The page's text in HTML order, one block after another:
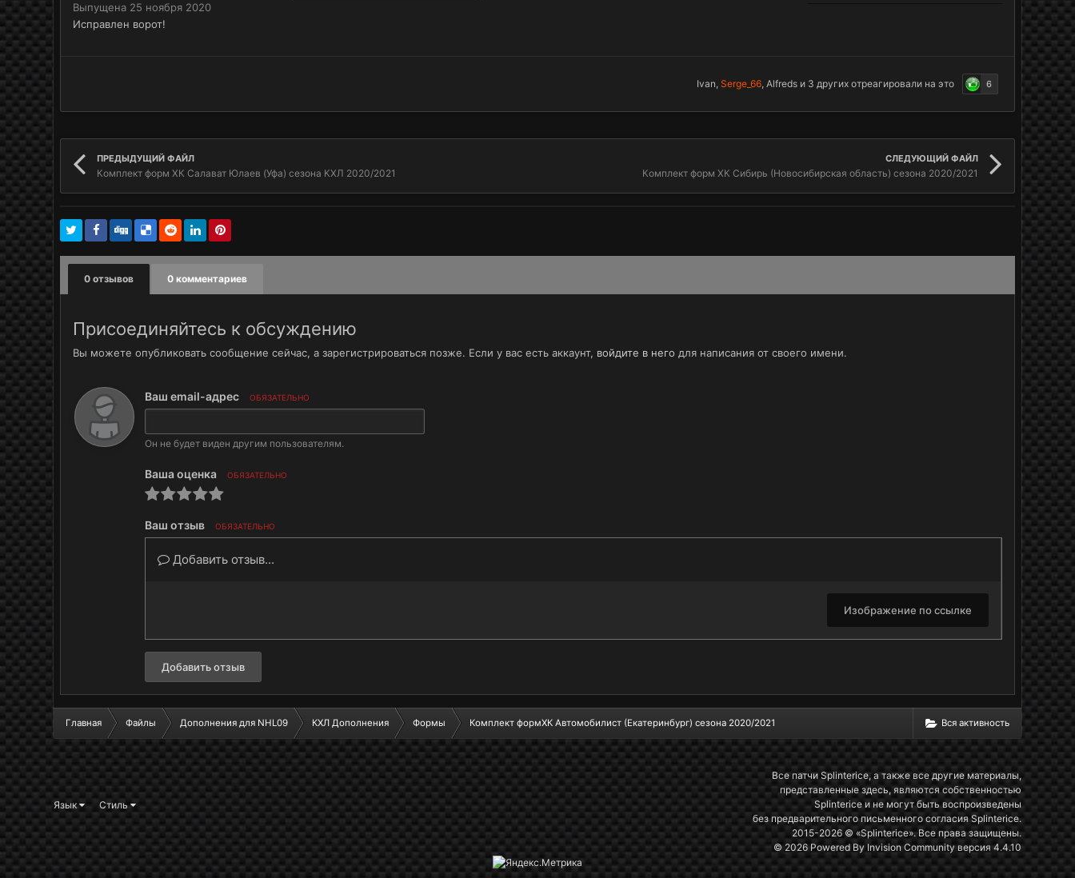
Выпущена 25 ноября 2020
Исправлен ворот!
6
Ivan, Serge_66, Alfredsи 3 другихотреагировали на это
ПРЕДЫДУЩИЙ ФАЙЛ
Комплект форм ХК Салават Юлаев (Уфа) сезона КХЛ 2020/2021
СЛЕДУЮЩИЙ ФАЙЛ
Комплект форм ХК Сибирь (Новосибирская область) сезона 2020/2021
0 отзывов 0 комментариев
Присоединяйтесь к обсуждению
Вы можете опубликовать сообщение сейчас, а зарегистрироваться позже. Если у вас есть аккаунт, войдите в него для написания от своего имени.
Ваш email-адрес ОБЯЗАТЕЛЬНО
Он не будет виден другим пользователям.
Ваша оценка ОБЯЗАТЕЛЬНО
Ваш отзыв ОБЯЗАТЕЛЬНО
Добавить отзыв...
Изображение по ссылке
Добавить отзыв
Вся активность
Главная Файлы Дополнения для NHL09 КХЛ Дополнения Формы Комплект формХК Автомобилист (Екатеринбург) сезона 2020/2021
Язык Стиль
Все патчи Splinterice, а также все другие материалы,
представленные здесь, являются собственностью
Splinterice и не могут быть воспроизведены
без предварительного письменного согласия Splinterice.
2015-2026 © «Splinterice». Все права защищены.
© 2026 Powered By Invision Communityверсия 4.4.10